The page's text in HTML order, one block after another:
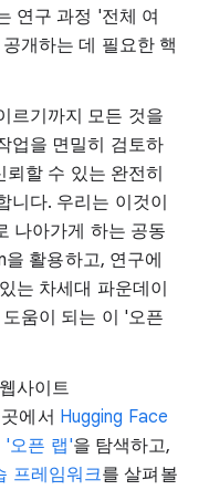
연구 과정 '전체 여
개하는 데 필요한 핵
르기까지 모든 것을
업을 면밀히 검토하
할 수 있는 완전히
니다. 우리는 이것이
나아가게 하는 공동
활용하고, 연구에
는 차세대 파운데이
움이 되는 이 '오픈
사이트
에서 Hugging Face
'오픈 랩'을 탐색하고,
프레임워크를 살펴볼